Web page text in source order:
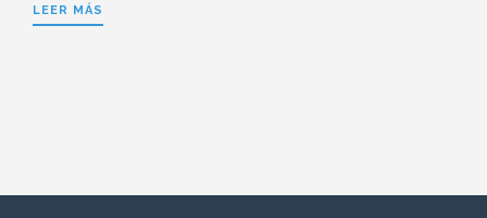
LEER MÁS